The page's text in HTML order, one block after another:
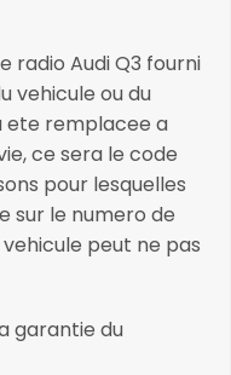
radio Audi Q3 fourni
vehicule ou du
ete remplacee a
ce sera le code
pour lesquelles
sur le numero de
peut ne pas
garantie du